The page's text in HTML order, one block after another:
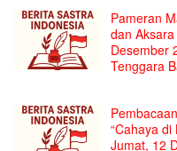
Pameran
dan
Desember
Tenggara
“Cahaya
Jumat, 12